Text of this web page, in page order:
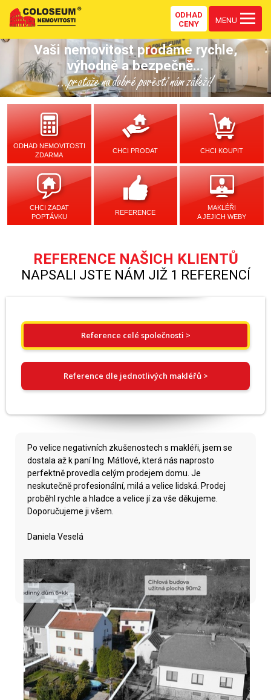
ODHAD
CENY
MENU
Vaši nemovitost prodáme rychle,
výhodně a bezpečně...
...protože na dobré pověsti nám záleží!
ODHAD NEMOVITOSTI
ZDARMA
CHCI PRODAT CHCI KOUPIT
CHCI ZADAT
POPTÁVKU
REFERENCE
MAKLÉŘI
A JEJICH WEBY
REFERENCE NAŠICH KLIENTŮ
NAPSALI JSTE NÁM JIŽ 1 REFERENCÍ
Reference celé společnosti >
Reference dle jednotlivých makléřů >
Po velice negativních zkušenostech s makléři, jsem se
dostala až k paní Ing. Mátlové, která nás naprosto
perfektně provedla celým prodejem domu. Je
neskutečně profesionální, milá a velice lidská. Prodej
proběhl rychle a hladce a velice jí za vše děkujeme.
Doporučujeme ji všem.
Daniela Veselá